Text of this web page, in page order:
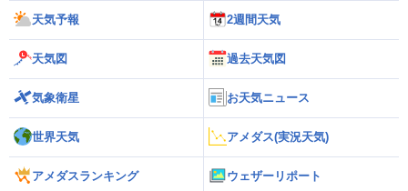
天気予報 2週間天気
天気図 過去天気図
気象衛星 お天気ニュース
世界天気 アメダス(実況天気)
アメダスランキング ウェザーリポート